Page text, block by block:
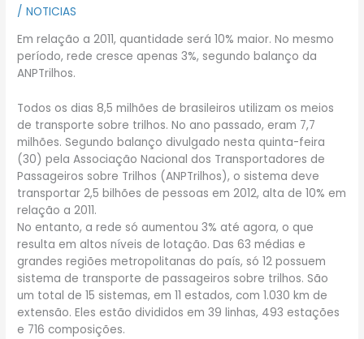
/NOTICIAS
Em relação a 2011, quantidade será 10% maior. No mesmo
período, rede cresce apenas 3%, segundo balanço da
ANPTrilhos.
Todos os dias 8,5 milhões de brasileiros utilizam os meios
de transporte sobre trilhos. No ano passado, eram 7,7
milhões. Segundo balanço divulgado nesta quinta-feira
(30) pela Associação Nacional dos Transportadores de
Passageiros sobre Trilhos (ANPTrilhos), o sistema deve
transportar 2,5 bilhões de pessoas em 2012, alta de 10% em
relação a 2011.
No entanto, a rede só aumentou 3% até agora, o que
resulta em altos níveis de lotação. Das 63 médias e
grandes regiões metropolitanas do país, só 12 possuem
sistema de transporte de passageiros sobre trilhos. São
um total de 15 sistemas, em 11 estados, com 1.030 km de
extensão. Eles estão divididos em 39 linhas, 493 estações
e 716 composições.